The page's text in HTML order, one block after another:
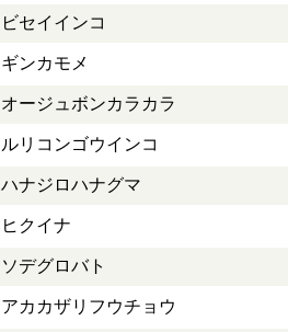
ビセイインコ
ギンカモメ
オージュボンカラカラ
ルリコンゴウインコ
ハナジロハナグマ
ヒクイナ
ソデグロバト
アカカザリフウチョウ